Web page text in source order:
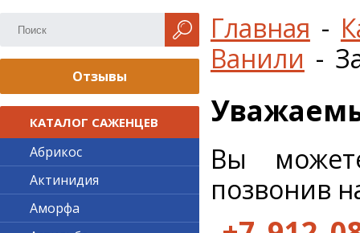
Главная -
Ванили -
Вы
позвонив
Отзывы
КАТАЛОГ САЖЕНЦЕВ
Абрикос
Актинидия
Аморфа